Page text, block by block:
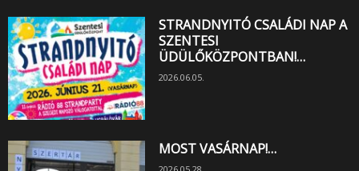
STRANDNYITÓ CSALÁDI NAP A
SZENTESI
ÜDÜLŐKÖZPONTBAN!…
2026.06.05.
MOST VASÁRNAP!…